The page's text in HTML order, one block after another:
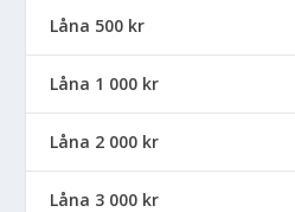
Låna 500 kr
Låna 1 000 kr
Låna 2 000 kr
Låna 3 000 kr